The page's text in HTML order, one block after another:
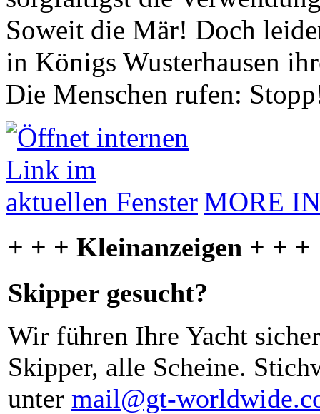
Soweit die Mär! Doch
in Königs Wusterhausen
Die Menschen rufen:
MORE
+ + + Kleinanzeigen + + +
Skipper gesucht?
Wir führen Ihre Yacht
Skipper, alle Scheine.
unter mail@gt-